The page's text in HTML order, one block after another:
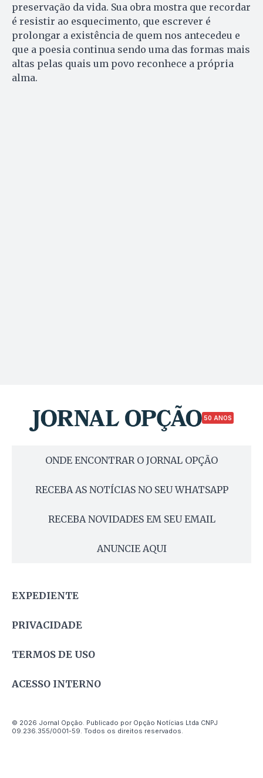
preservação da vida. Sua obra mostra que recordar
é resistir ao esquecimento, que escrever é
prolongar a existência de quem nos antecedeu e
que a poesia continua sendo uma das formas mais
altas pelas quais um povo reconhece a própria
alma.
50 ANOS
ONDE ENCONTRAR O JORNAL OPÇÃO
RECEBA AS NOTÍCIAS NO SEU WHATSAPP
RECEBA NOVIDADES EM SEU EMAIL
ANUNCIE AQUI
EXPEDIENTE
PRIVACIDADE
TERMOS DE USO
ACESSO INTERNO
© 2026 Jornal Opção. Publicado por Opção Notícias Ltda CNPJ
09.236.355/0001-59. Todos os direitos reservados.